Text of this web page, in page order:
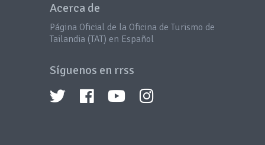
Acerca de
Página Oficial de la Oficina de Turismo de
Tailandia (TAT) en Español
Síguenos en rrss